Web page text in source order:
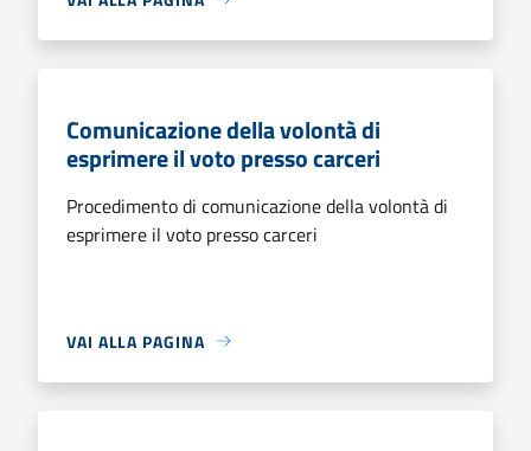
Comunicazione della volontà di
esprimere il voto presso carceri
Procedimento di comunicazione della volontà di
esprimere il voto presso carceri
VAI ALLA PAGINA